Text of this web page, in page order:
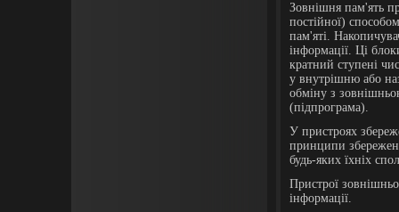
Зовнішня пам'ять
постійної)
пам'яті.
інформації. Ці
кратний ступені
у внутрішню або
обміну з
(підпрограма).
У пристроях
принципи
будь-яких їхніх
Пристрої
інформації.